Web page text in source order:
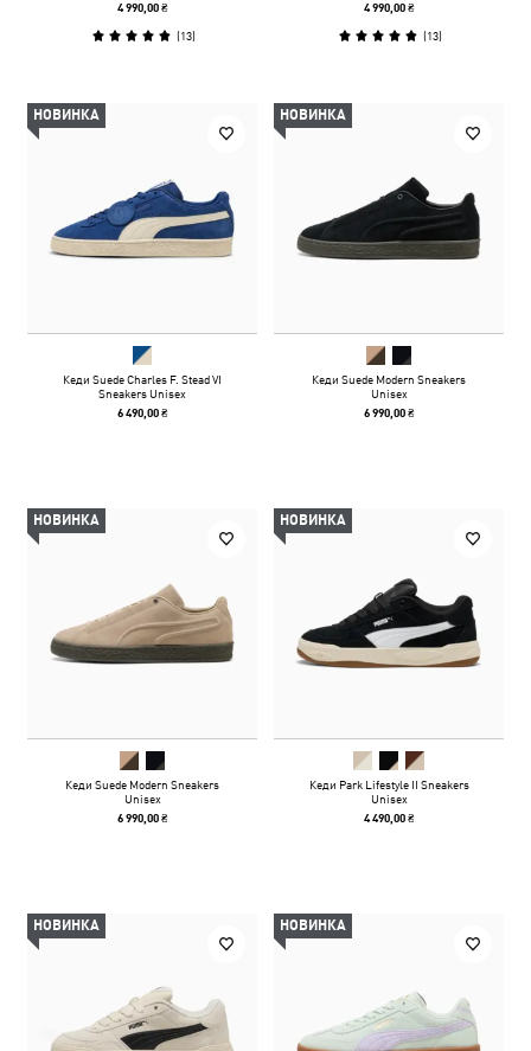
4 990,00 ₴
(13)
4 990,00 ₴
(13)
НОВИНКА
Кеди Suede Charles F. Stead VI
Sneakers Unisex
6 490,00 ₴
НОВИНКА
Кеди Suede Modern Sneakers
Unisex
6 990,00 ₴
НОВИНКА
Кеди Suede Modern Sneakers
Unisex
6 990,00 ₴
НОВИНКА
Кеди Park Lifestyle II Sneakers
Unisex
4 490,00 ₴
НОВИНКА НОВИНКА